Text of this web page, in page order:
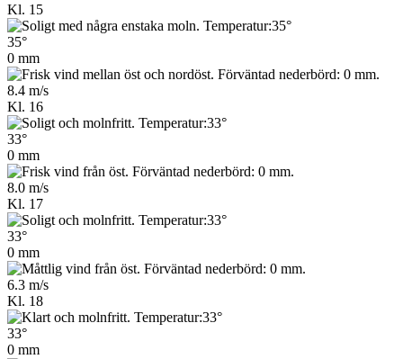
Kl. 15
35°
0 mm
8.4 m/s
Kl. 16
33°
0 mm
8.0 m/s
Kl. 17
33°
0 mm
6.3 m/s
Kl. 18
33°
0 mm